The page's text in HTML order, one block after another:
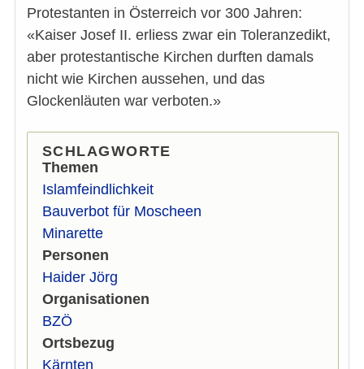
Protestanten in Österreich vor 300 Jahren:
«Kaiser Josef II. erliess zwar ein Toleranzedikt,
aber protestantische Kirchen durften damals
nicht wie Kirchen aussehen, und das
Glockenläuten war verboten.»
SCHLAGWORTE
Themen
Islamfeindlichkeit
Bauverbot für Moscheen
Minarette
Personen
Haider Jörg
Organisationen
BZÖ
Ortsbezug
Kärnten